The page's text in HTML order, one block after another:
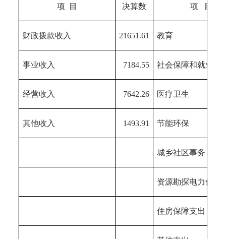
项 目 决算数 项 目
财政拨款收入 21651.61 教育
事业收入 7184.55 社会保障和就业
经营收入 7642.26 医疗卫生
其他收入 1493.91 节能环保
城乡社区事务
资源勘探电力信息
住房保障支出